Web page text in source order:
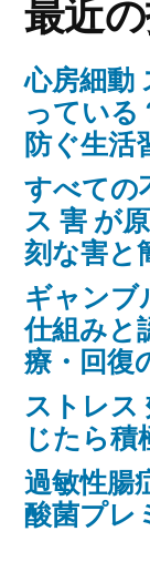
送
り
最近
心房細動
っている
防ぐ生活
すべての
ス 害 が
刻な害と
ギャンブ
仕組みと
療・回復
ストレス
じたら積
過敏性腸
酸菌プレ